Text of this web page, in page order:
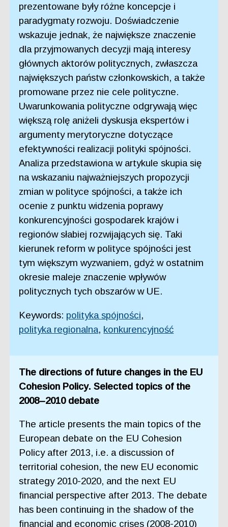
prezentowane były różne koncepcje i
paradygmaty rozwoju. Doświadczenie
wskazuje jednak, że największe znaczenie
dla przyjmowanych decyzji mają interesy
głównych aktorów politycznych, zwłaszcza
największych państw członkowskich, a także
promowane przez nie cele polityczne.
Uwarunkowania polityczne odgrywają więc
większą rolę aniżeli dyskusja ekspertów i
argumenty merytoryczne dotyczące
efektywności realizacji polityki spójności.
Analiza przedstawiona w artykule skupia się
na wskazaniu najważniejszych propozycji
zmian w polityce spójności, a także ich
ocenie z punktu widzenia poprawy
konkurencyjności gospodarek krajów i
regionów słabiej rozwijających się. Taki
kierunek reform w polityce spójności jest
tym większym wyzwaniem, gdyż w ostatnim
okresie maleje znaczenie wpływów
politycznych tych obszarów w UE.
Keywords: polityka spójności,
polityka regionalna, konkurencyjność
The directions of future changes in the EU
Cohesion Policy. Selected topics of the
2008–2010 debate
The article presents the main topics of the
European debate on the EU Cohesion
Policy after 2013, i.e. a discussion of
territorial cohesion, the new EU economic
strategy 2010-2020, and the next EU
financial perspective after 2013. The debate
has been continuing in the shadow of the
financial and economic crises (2008-2010)